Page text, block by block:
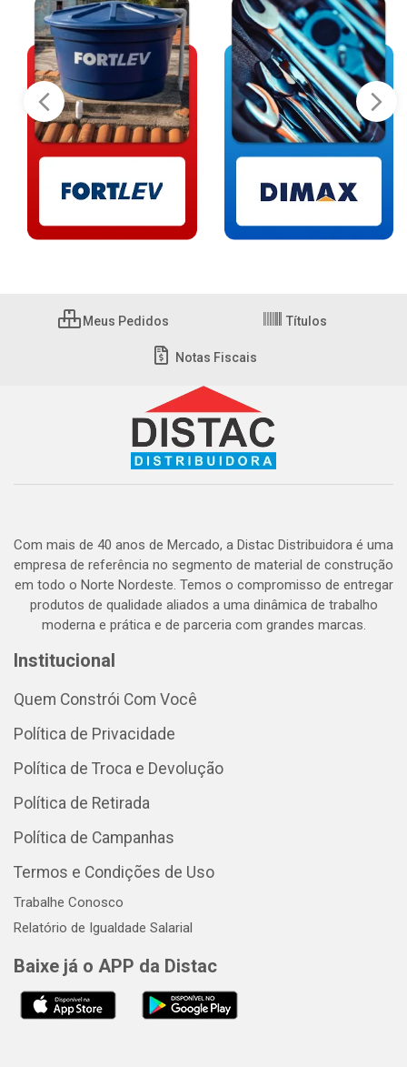
Meus Pedidos Títulos
Notas Fiscais
Com mais de 40 anos de Mercado, a Distac Distribuidora é uma
empresa de referência no segmento de material de construção
em todo o Norte Nordeste. Temos o compromisso de entregar
produtos de qualidade aliados a uma dinâmica de trabalho
moderna e prática e de parceria com grandes marcas.
Institucional
Quem Constrói Com Você
Política de Privacidade
Política de Troca e Devolução
Política de Retirada
Política de Campanhas
Termos e Condições de Uso
Trabalhe Conosco
Relatório de Igualdade Salarial
Baixe já o APP da Distac